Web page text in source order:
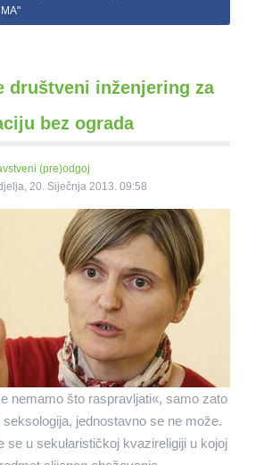
društveni inženjering za
bez ograda
(pre)odgoj
20. Siječnja 2013. 09:58
nemamo što raspravljati«, samo zato
jednostavno se ne može.
se u sekularističkoj kvazireligiji u kojoj